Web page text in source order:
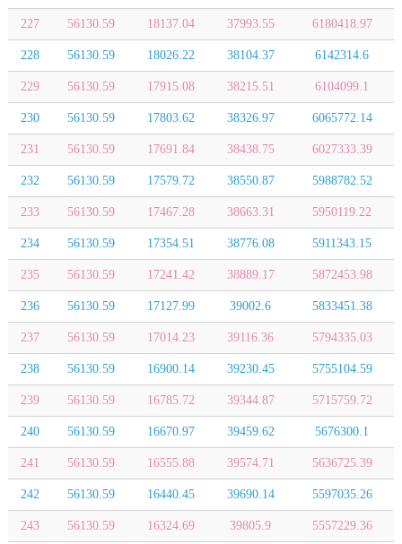
227 56130.59 18137.04 37993.55 6180418.97
228 56130.59 18026.22 38104.37 6142314.6
229 56130.59 17915.08 38215.51 6104099.1
230 56130.59 17803.62 38326.97 6065772.14
231 56130.59 17691.84 38438.75 6027333.39
232 56130.59 17579.72 38550.87 5988782.52
233 56130.59 17467.28 38663.31 5950119.22
234 56130.59 17354.51 38776.08 5911343.15
235 56130.59 17241.42 38889.17 5872453.98
236 56130.59 17127.99 39002.6 5833451.38
237 56130.59 17014.23 39116.36 5794335.03
238 56130.59 16900.14 39230.45 5755104.59
239 56130.59 16785.72 39344.87 5715759.72
240 56130.59 16670.97 39459.62 5676300.1
241 56130.59 16555.88 39574.71 5636725.39
242 56130.59 16440.45 39690.14 5597035.26
243 56130.59 16324.69 39805.9 5557229.36